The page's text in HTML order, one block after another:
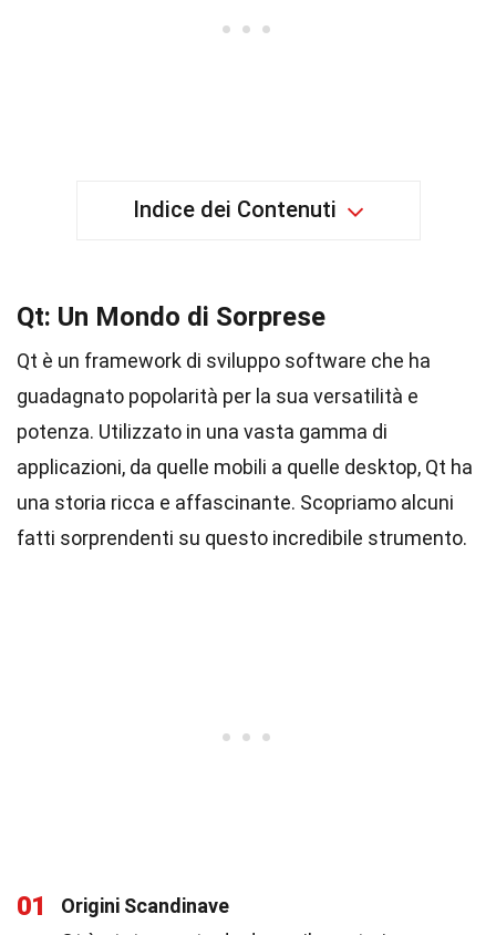
Indice dei Contenuti
Qt: Un Mondo di Sorprese
Qt è un framework di sviluppo software che ha
guadagnato popolarità per la sua versatilità e
potenza. Utilizzato in una vasta gamma di
applicazioni, da quelle mobili a quelle desktop, Qt ha
una storia ricca e affascinante. Scopriamo alcuni
fatti sorprendenti su questo incredibile strumento.
01
Origini Scandinave